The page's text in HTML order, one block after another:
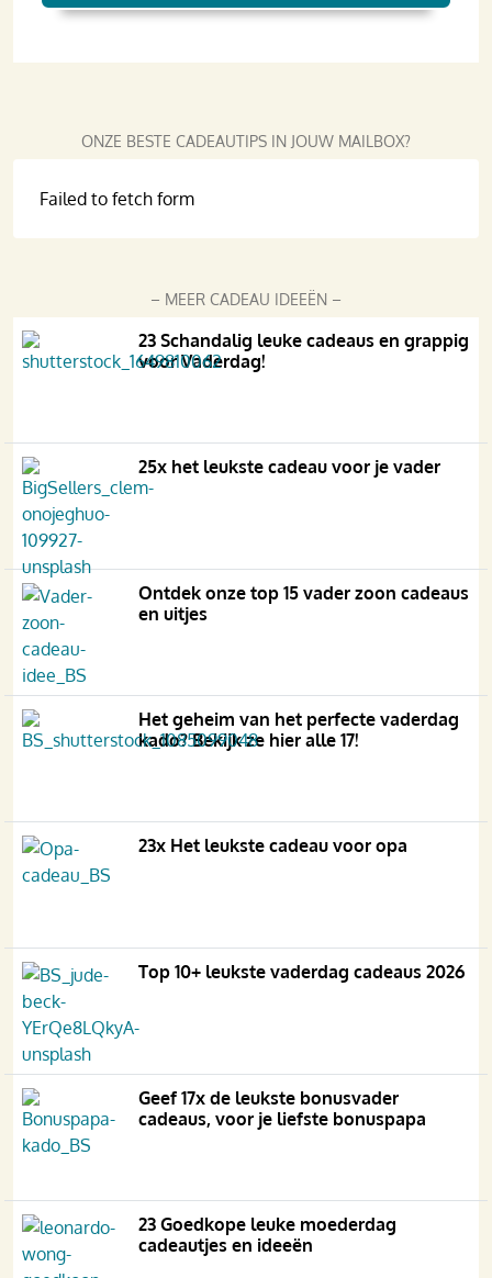
ONZE BESTE CADEAUTIPS IN JOUW MAILBOX?
Failed to fetch form
– MEER CADEAU IDEEËN –
23 Schandalig leuke cadeaus en grappig
voor Vaderdag!
25x het leukste cadeau voor je vader
Ontdek onze top 15 vader zoon cadeaus
en uitjes
Het geheim van het perfecte vaderdag
kado? Bekijk ze hier alle 17!
23x Het leukste cadeau voor opa
Top 10+ leukste vaderdag cadeaus 2026
Geef 17x de leukste bonusvader
cadeaus, voor je liefste bonuspapa
23 Goedkope leuke moederdag
cadeautjes en ideeën